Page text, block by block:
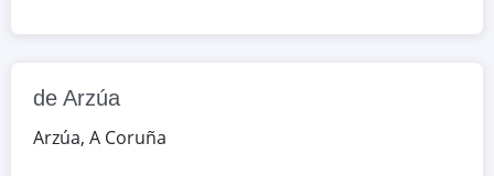
Google Maps
de Arzúa
Arzúa, A Coruña